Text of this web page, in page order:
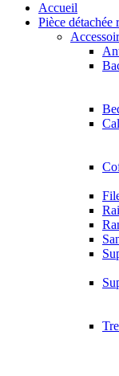
Accueil
Pièce détachée